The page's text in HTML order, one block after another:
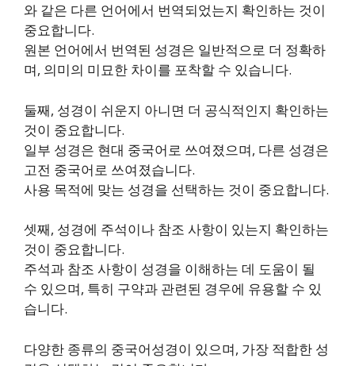
와 같은 다른 언어에서 번역되었는지 확인하는 것이
중요합니다.
원본 언어에서 번역된 성경은 일반적으로 더 정확하
며, 의미의 미묘한 차이를 포착할 수 있습니다.
둘째, 성경이 쉬운지 아니면 더 공식적인지 확인하는
것이 중요합니다.
일부 성경은 현대 중국어로 쓰여졌으며, 다른 성경은
고전 중국어로 쓰여졌습니다.
사용 목적에 맞는 성경을 선택하는 것이 중요합니다.
셋째, 성경에 주석이나 참조 사항이 있는지 확인하는
것이 중요합니다.
주석과 참조 사항이 성경을 이해하는 데 도움이 될
수 있으며, 특히 구약과 관련된 경우에 유용할 수 있
습니다.
다양한 종류의 중국어성경이 있으며, 가장 적합한 성